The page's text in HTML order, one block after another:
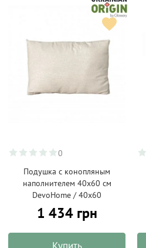
0
Подушка с конопляным
наполнителем 40х60 см
DevoHome / 40х60
1 434 грн